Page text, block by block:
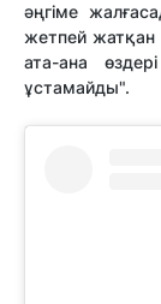
әңгіме
жетпей жатқан
ата-ана
ұстамайды".